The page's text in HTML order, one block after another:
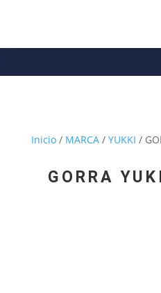
Inicio/ MARCA/ YUKKI /
GORRA